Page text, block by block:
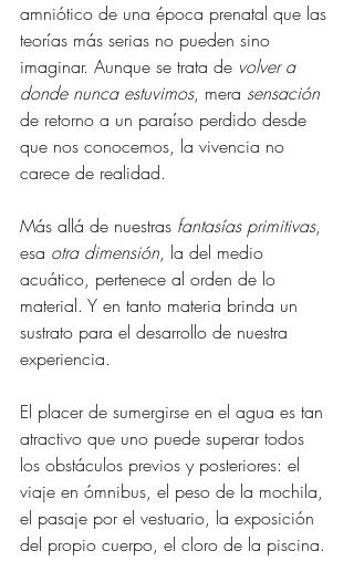
amniótico de una época prenatal que las
teorías más serias no pueden sino
imaginar. Aunque se trata de volver a
donde nunca estuvimos, mera sensación
de retorno a un paraíso perdido desde
que nos conocemos, la vivencia no
carece de realidad.
Más allá de nuestras fantasías primitivas,
esa otra dimensión, la del medio
acuático, pertenece al orden de lo
material. Y en tanto materia brinda un
sustrato para el desarrollo de nuestra
experiencia.
El placer de sumergirse en el agua es tan
atractivo que uno puede superar todos
los obstáculos previos y posteriores: el
viaje en ómnibus, el peso de la mochila,
el pasaje por el vestuario, la exposición
del propio cuerpo, el cloro de la piscina.